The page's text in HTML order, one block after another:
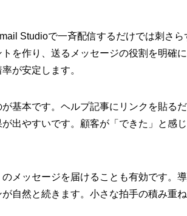
Studioで一斉配信するだけでは刺さ
を作り、送るメッセージの役割を明確
が安定します。
基本です。ヘルプ記事にリンクを貼る
出やすいです。顧客が「できた」と感
メッセージを届けることも有効です。
自然と続きます。小さな拍手の積み重